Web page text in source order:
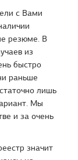
с Вами
резюме. В
из
быстро
раньше
лишь
Мы
и за очень
значит